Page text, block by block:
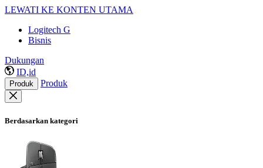
LEWATI KE KONTEN UTAMA
Logitech G
Bisnis
Dukungan
ID,id
Produk Produk
Berdasarkan kategori